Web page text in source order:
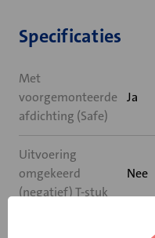
Specificaties
Met
voorgemonteerde
afdichting (Safe)
Ja
Uitvoering
omgekeerd
(negatief) T-stuk
Nee